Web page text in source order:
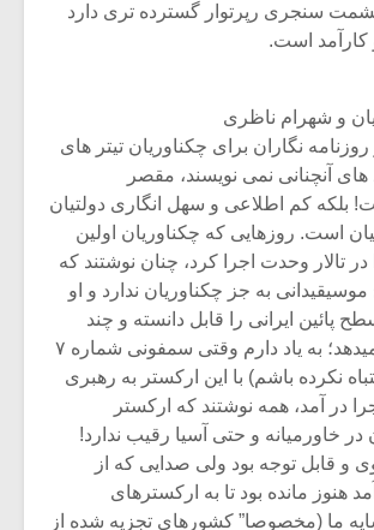
سنجری رپرتوار گسترده تری دارد
کارآمد است.
و شهرام ناظری
روزنامه نگاران برای چکناوریان تیتر های
های آنچنانی نمی نویسند، مقصر
بلکه کم اطلاعی و سهل انگاری دولتیان
است. روزهایی که چکناوریان اولین
در تالار وحدت اجرا کرد، چنان نوشتند که
به جز چکناوریان ندارد و او
پائین ایرانی را قابل دانسته و چند
کنسرت با آنها میدهد؛ به یاد دارم وقتی سمفونی شماره ۷
نکرده باشم) با این ارکستر به رهبری
در آمد، همه نوشتند که ارکستر
خاورمیانه و حتی آسیا رقیب ندارد!
و قابل توجه بود ولی صدایی که از
هنوز مانده بود تا به ارکسترهای
ما (مخصوصا” کشورهای تجزیه شده از